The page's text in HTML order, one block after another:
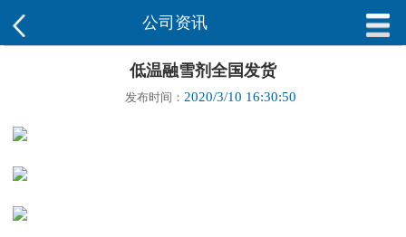
公司资讯
低温融雪剂全国发货
发布时间：2020/3/10 16:30:50